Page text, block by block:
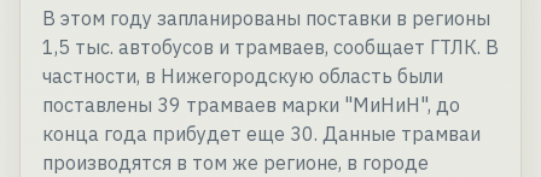
В этом году запланированы поставки в регионы
1,5 тыс. автобусов и трамваев, сообщает ГТЛК. В
частности, в Нижегородскую область были
поставлены 39 трамваев марки "МиНиН", до
конца года прибудет еще 30. Данные трамваи
производятся в том же регионе, в городе